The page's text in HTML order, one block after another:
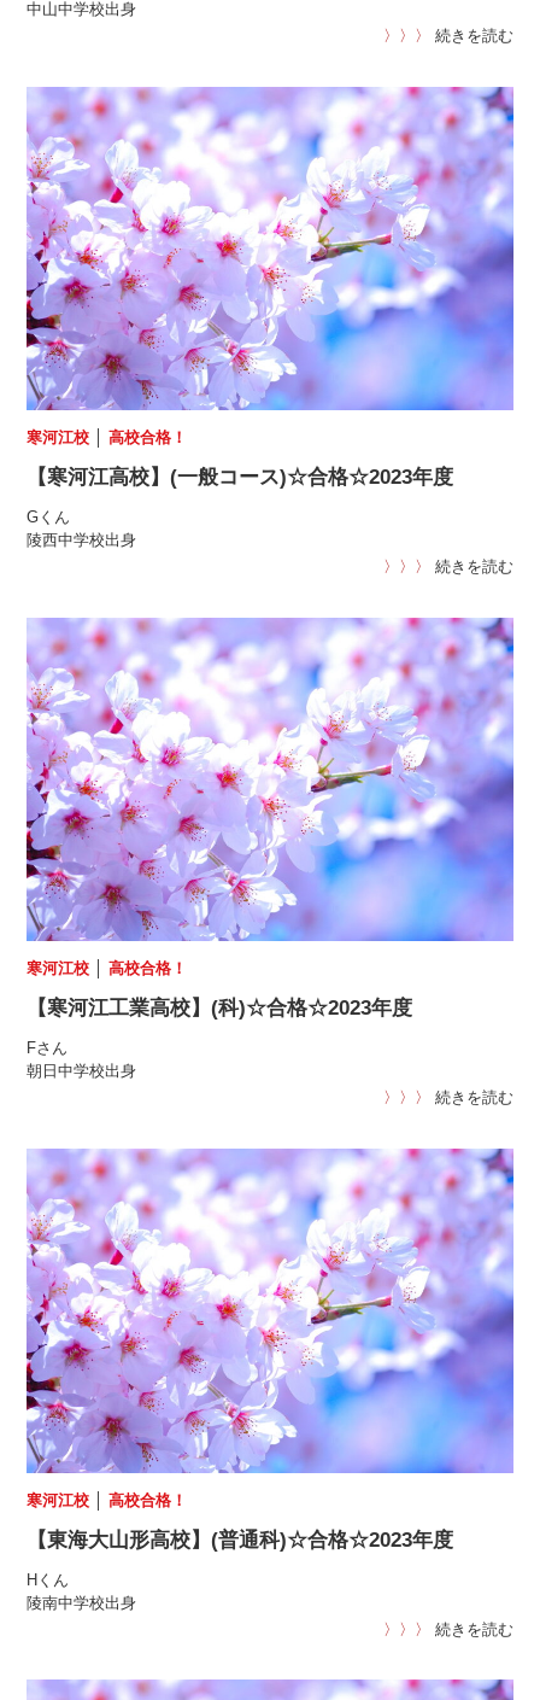
中山中学校出身
〉〉〉
続きを読む
寒河江校 │高校合格！
【寒河江高校】(一般コース)☆合格☆2023年度
Gくん
陵西中学校出身
〉〉〉
続きを読む
寒河江校 │高校合格！
【寒河江工業高校】(科)☆合格☆2023年度
Fさん
朝日中学校出身
〉〉〉
続きを読む
寒河江校 │高校合格！
【東海大山形高校】(普通科)☆合格☆2023年度
Hくん
陵南中学校出身
〉〉〉
続きを読む